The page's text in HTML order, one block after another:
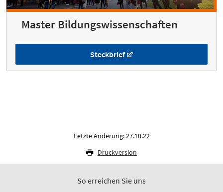
Master Bildungswissenschaften
Steckbrief
Letzte Änderung: 27.10.22
Druckversion
So erreichen Sie uns